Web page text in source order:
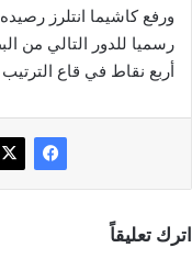
ورفع كاشيما انتلرز
رسميا للدور التالي من
أربع نقاط في قاع
اترك تعليقاً